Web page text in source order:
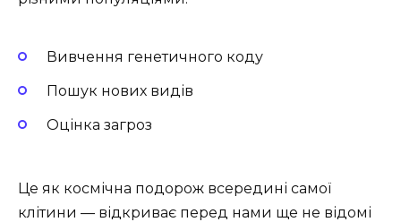
Вивчення генетичного коду
Пошук нових видів
Оцінка загроз
Це як космічна подорож всередині самої
клітини — відкриває перед нами ще не відомі